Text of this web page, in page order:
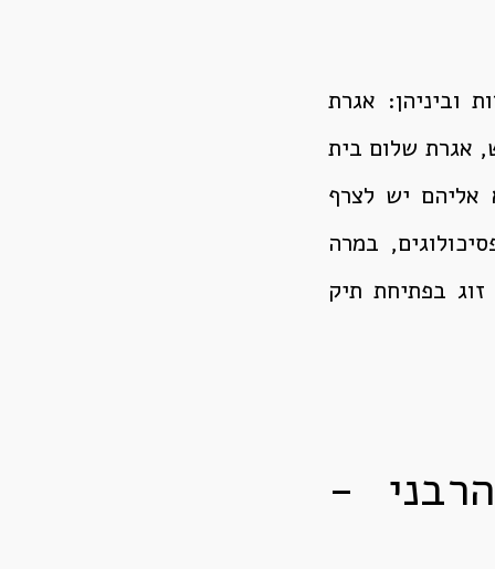
וביניהן: אגרת
אגרת שלום בית
אליהם יש לצרף
במרה
בפתיחת תיק
-